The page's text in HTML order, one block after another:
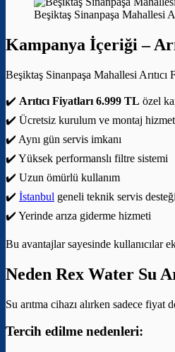
Beşiktaş Sinanpaşa Mahallesi
Kampanya İçeriği –
Beşiktaş Sinanpaşa Mahallesi
✔️ Arıtıcı Fiyatları 6.999 TL özel
✔️ Ücretsiz kurulum ve montaj
✔️ Aynı gün servis imkanı
✔️ Yüksek performanslı filtre sistemi
✔️ Uzun ömürlü kullanım
✔️ İstanbul geneli teknik servis desteği
✔️ Yerinde arıza giderme hizmeti
Bu avantajlar sayesinde kullanıcılar
Neden Rex Water Su
Su arıtma cihazı alırken sadece
Tercih edilme nedenleri: